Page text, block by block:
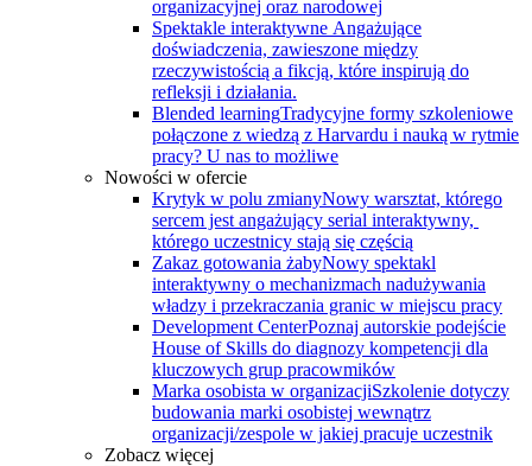
organizacyjnej oraz narodowej
Spektakle interaktywne Angażujące
doświadczenia, zawieszone między
rzeczywistością a fikcją, które inspirują do
refleksji i działania.
Blended learningTradycyjne formy szkoleniowe
połączone z wiedzą z Harvardu i nauką w rytmie
pracy? U nas to możliwe
Nowości w ofercie
Krytyk w polu zmianyNowy warsztat, którego
sercem jest angażujący serial interaktywny, ​
którego uczestnicy stają się częścią
Zakaz gotowania żabyNowy spektakl
interaktywny o mechanizmach nadużywania
władzy i przekraczania granic w miejscu pracy
Development CenterPoznaj autorskie podejście
House of Skills do diagnozy kompetencji dla
kluczowych grup pracowmików
Marka osobista w organizacjiSzkolenie dotyczy
budowania marki osobistej wewnątrz
organizacji/zespole w jakiej pracuje uczestnik
Zobacz więcej